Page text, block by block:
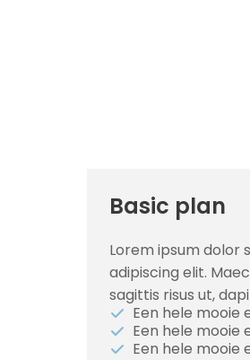
Basic plan
Lorem ipsum dolor
adipiscing elit.
sagittis risus ut,
Een hele mooie
Een hele mooie
Een hele mooie